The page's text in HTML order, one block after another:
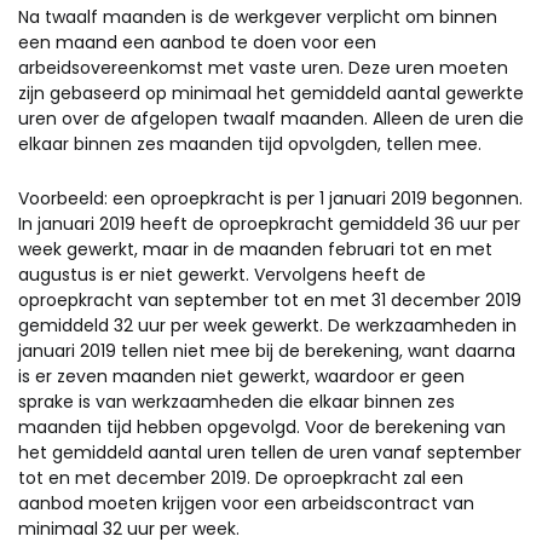
Na twaalf maanden is de werkgever verplicht om binnen
een maand een aanbod te doen voor een
arbeidsovereenkomst met vaste uren. Deze uren moeten
zijn gebaseerd op minimaal het gemiddeld aantal gewerkte
uren over de afgelopen twaalf maanden. Alleen de uren die
elkaar binnen zes maanden tijd opvolgden, tellen mee.
Voorbeeld: een oproepkracht is per 1 januari 2019 begonnen.
In januari 2019 heeft de oproepkracht gemiddeld 36 uur per
week gewerkt, maar in de maanden februari tot en met
augustus is er niet gewerkt. Vervolgens heeft de
oproepkracht van september tot en met 31 december 2019
gemiddeld 32 uur per week gewerkt. De werkzaamheden in
januari 2019 tellen niet mee bij de berekening, want daarna
is er zeven maanden niet gewerkt, waardoor er geen
sprake is van werkzaamheden die elkaar binnen zes
maanden tijd hebben opgevolgd. Voor de berekening van
het gemiddeld aantal uren tellen de uren vanaf september
tot en met december 2019. De oproepkracht zal een
aanbod moeten krijgen voor een arbeidscontract van
minimaal 32 uur per week.